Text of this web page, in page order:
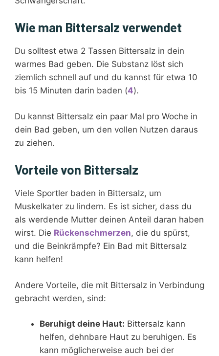
Wie man Bittersalz verwendet
Du solltest etwa 2 Tassen Bittersalz in dein
warmes Bad geben. Die Substanz löst sich
ziemlich schnell auf und du kannst für etwa 10
bis 15 Minuten darin baden (4).
Du kannst Bittersalz ein paar Mal pro Woche in
dein Bad geben, um den vollen Nutzen daraus
zu ziehen.
Vorteile von Bittersalz
Viele Sportler baden in Bittersalz, um
Muskelkater zu lindern. Es ist sicher, dass du
als werdende Mutter deinen Anteil daran haben
wirst. Die Rückenschmerzen, die du spürst,
und die Beinkrämpfe? Ein Bad mit Bittersalz
kann helfen!
Andere Vorteile, die mit Bittersalz in Verbindung
gebracht werden, sind:
Beruhigt deine Haut: Bittersalz kann
helfen, dehnbare Haut zu beruhigen. Es
kann möglicherweise auch bei der